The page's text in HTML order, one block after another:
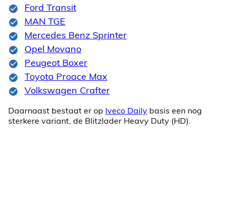
Ford Transit
MAN TGE
Mercedes Benz Sprinter
Opel Movano
Peugeot Boxer
Toyota Proace Max
Volkswagen Crafter
Daarnaast bestaat er op Iveco Daily basis een nog
sterkere variant, de Blitzlader Heavy Duty (HD).